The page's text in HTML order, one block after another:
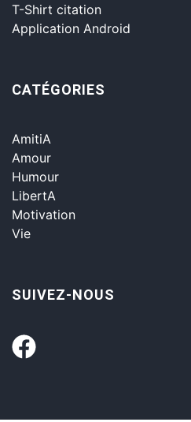
T-Shirt citation
Application Android
CATÉGORIES
AmitiA
Amour
Humour
LibertA
Motivation
Vie
SUIVEZ-NOUS